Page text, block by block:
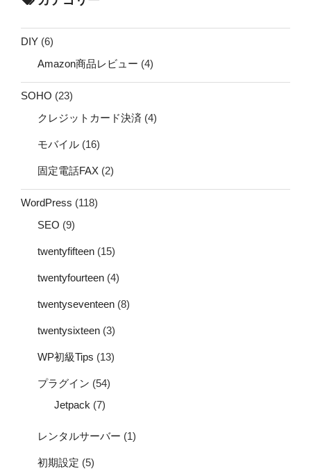
DIY (6)
Amazon商品レビュー (4)
SOHO (23)
クレジットカード決済 (4)
モバイル (16)
固定電話FAX (2)
WordPress (118)
SEO (9)
twentyfifteen (15)
twentyfourteen (4)
twentyseventeen (8)
twentysixteen (3)
WP初級Tips (13)
プラグイン (54)
Jetpack (7)
レンタルサーバー (1)
初期設定 (5)